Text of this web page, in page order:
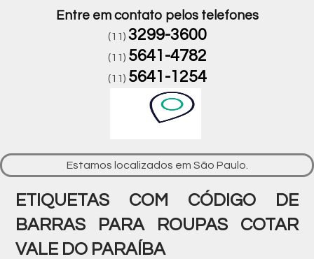
Entre em contato pelos telefones
(11) 3299-3600
(11) 5641-4782
(11) 5641-1254
Estamos localizados em São Paulo.
ETIQUETAS COM CÓDIGO DE
BARRAS PARA ROUPAS COTAR
VALE DO PARAÍBA